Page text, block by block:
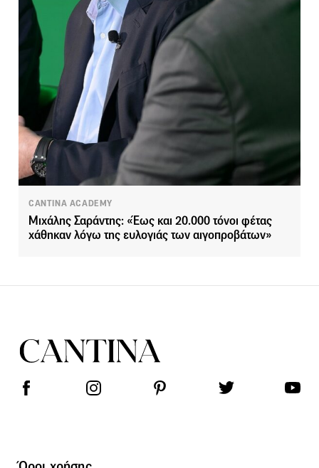
CANTINA ACADEMY
Μιχάλης Σαράντης: «Έως και 20.000 τόνοι φέτας
χάθηκαν λόγω της ευλογιάς των αιγοπροβάτων»